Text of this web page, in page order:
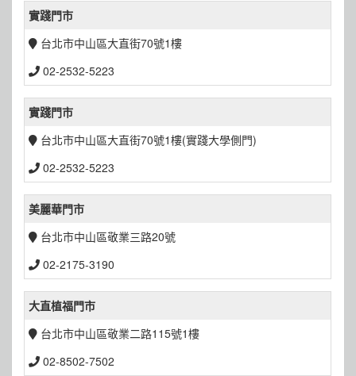
實踐門市
台北市中山區大直街70號1樓
02-2532-5223
實踐門市
台北市中山區大直街70號1樓(實踐大學側門)
02-2532-5223
美麗華門市
台北市中山區敬業三路20號
02-2175-3190
大直植福門市
台北市中山區敬業二路115號1樓
02-8502-7502
品牌總覽